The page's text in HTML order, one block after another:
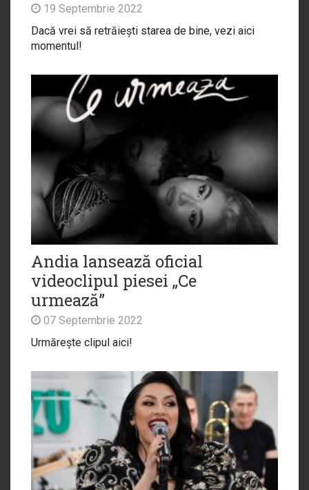
19 Septembrie 2022
Dacă vrei să retrăiești starea de bine, vezi aici
momentul!
Andia lansează oficial
videoclipul piesei „Ce
urmează”
07 Septembrie 2022
Urmărește clipul aici!